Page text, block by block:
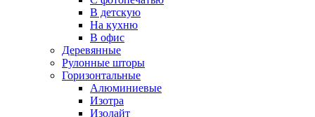
В детскую
На кухню
В офис
Деревянные
Рулонные шторы
Горизонтальные
Алюминиевые
Изотра
Изолайт